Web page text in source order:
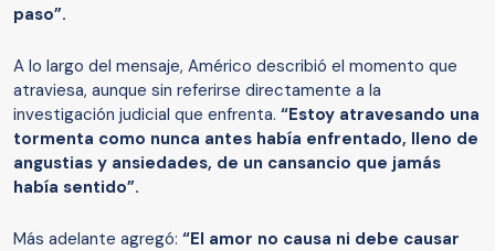
paso”.
A lo largo del mensaje, Américo describió el momento que
atraviesa, aunque sin referirse directamente a la
investigación judicial que enfrenta. “Estoy atravesando una
tormenta como nunca antes había enfrentado, lleno de
angustias y ansiedades, de un cansancio que jamás
había sentido”.
Más adelante agregó: “El amor no causa ni debe causar